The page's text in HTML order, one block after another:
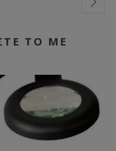
ΤΟ ΜΕ